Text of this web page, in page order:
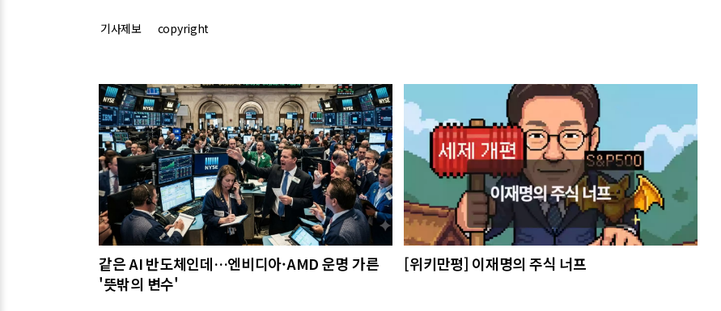
기사제보 copyright
관련기사
같은 AI 반도체인데…엔비디아·AMD 운명 가른
'뜻밖의 변수'
[위키만평] 이재명의 주식 너프